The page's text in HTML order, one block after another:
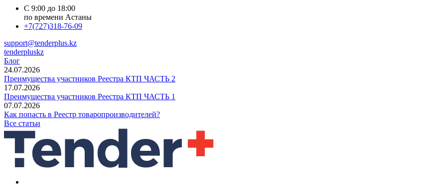
С 9:00 до 18:00
по времени Астаны
+7(727)318-76-09
support@tenderplus.kz
tenderpluskz
Блог
24.07.2026
Преимущества участников Реестра КТП ЧАСТЬ 2
17.07.2026
Преимущества участников Реестра КТП ЧАСТЬ 1
07.07.2026
Как попасть в Реестр товаропроизводителей?
Все статьи